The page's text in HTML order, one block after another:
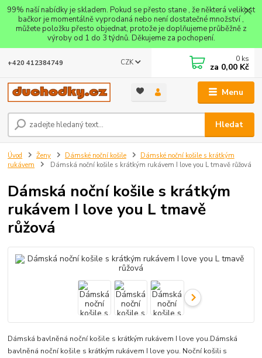
99% naší nabídky je skladem. Pokud se přesto stane , že některá velikost
bačkor je momentálně vyprodaná nebo není dostatečné množství ,
můžete položku přesto objednat, protože je doplňujeme průběžně z
výroby od 1 do 3 týdnů. Děkujeme za pochopení.
Menu
CZK
Hledat
+420 412384749 0 ks
za 0,00 Kč
Úvod Ženy Dámské noční košile
Dámské noční košile s krátkým
rukávem
Dámská noční košile s krátkým rukávem I love you L tmavě růžová
Dámská noční košile s krátkým
rukávem I love you L tmavě
růžová
Dámská bavlněná noční košile s krátkým rukávem I love you.Dámská
bavlněná noční košile s krátkým rukávem I love you. Noční košili s